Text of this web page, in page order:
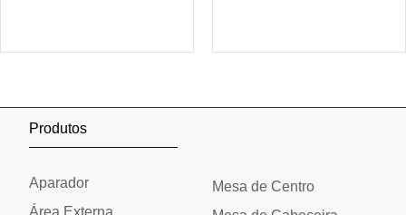
Produtos
Aparador
Área Externa
Mesa de Centro